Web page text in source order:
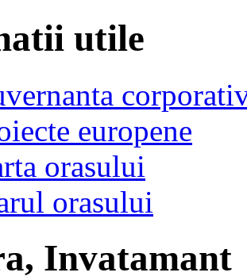
utile
europene
orasului
orasului
Invatamant